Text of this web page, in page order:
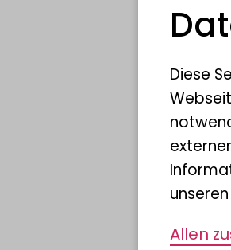
wichtige
sich
und auf
Diese
unseren
Allen